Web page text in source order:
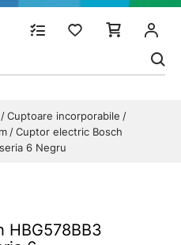
Cuptoare incorporabile
Cuptor electric Bosch
6 Negru
HBG578BB3